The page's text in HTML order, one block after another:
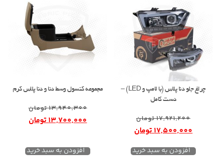
چراغ جلو دنا پلاس (با لامپ و LED) –
دست کامل
17,921,200تومان
17,500,000تومان
افزودن به سبد خرید
مجموعه کنسول وسط دنا و دنا پلاس کرم
13,940,300تومان
13,700,000تومان
افزودن به سبد خرید